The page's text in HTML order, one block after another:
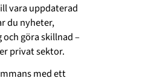
vara uppdaterad
du nyheter,
göra skillnad –
privat sektor.
med ett